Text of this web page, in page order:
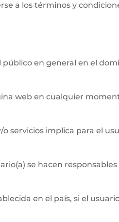
a los términos y
público en general en el
web en cualquier
servicios implica para el
se hacen responsables
en el país, si el